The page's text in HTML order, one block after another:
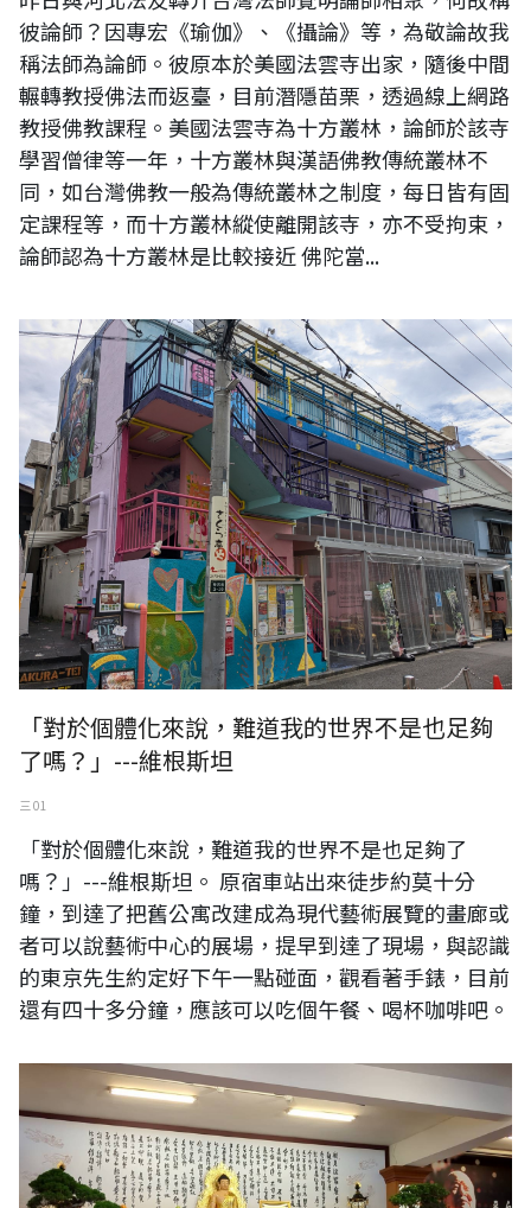
彼論師？因專宏《瑜伽》、《攝論》等，為敬論故我
稱法師為論師。彼原本於美國法雲寺出家，隨後中間
輾轉教授佛法而返臺，目前潛隱苗栗，透過線上網路
教授佛教課程。美國法雲寺為十方叢林，論師於該寺
學習僧律等一年，十方叢林與漢語佛教傳統叢林不
同，如台灣佛教一般為傳統叢林之制度，每日皆有固
定課程等，而十方叢林縱使離開該寺，亦不受拘束，
論師認為十方叢林是比較接近 佛陀當...
「對於個體化來說，難道我的世界不是也足夠了嗎？」---維根斯坦
「對於個體化來說，難道我的世界不是也足夠
了嗎？」---維根斯坦
三 01
「對於個體化來說，難道我的世界不是也足夠了
嗎？」---維根斯坦。 原宿車站出來徒步約莫十分
鐘，到達了把舊公寓改建成為現代藝術展覽的畫廊或
者可以說藝術中心的展場，提早到達了現場，與認識
的東京先生約定好下午一點碰面，觀看著手錶，目前
還有四十多分鐘，應該可以吃個午餐、喝杯咖啡吧。